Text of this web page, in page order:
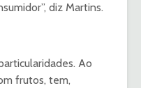
diz Martins.
Ao
frutos, tem,